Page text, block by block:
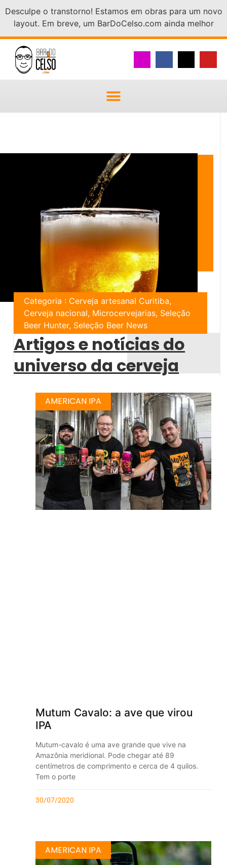
Desculpe o transtorno! Estamos em obras para um novo
layout. Em breve, um BarDoCelso.com ainda melhor
Categoria : Cerveja artesanal Curitiba,
Cerveja nacional, Microcervejarias, Seleção
Beer Hunter, Seleção Beer News
Artigos e notícias do
universo da cerveja
AMERICAN IPA
Mutum Cavalo: a ave que virou
IPA
Mutum-cavalo é uma ave grande que vive na
Amazônia meridional. Pode chegar até 89
centímetros de comprimento e cerca de 4 quilos.
Tem o porte
30/07/2020
AMERICAN IPA